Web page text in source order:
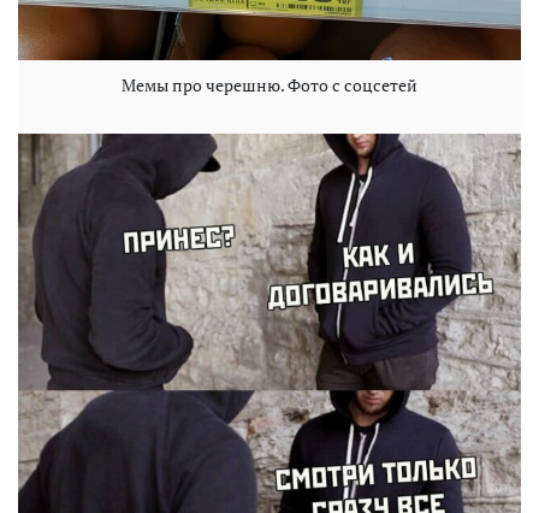
Мемы про черешню. Фото с соцсетей